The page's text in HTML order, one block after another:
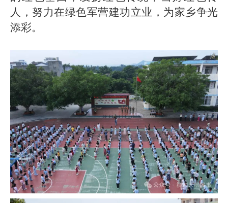
人，努力在绿色军营建功立业，为家乡争光
添彩。